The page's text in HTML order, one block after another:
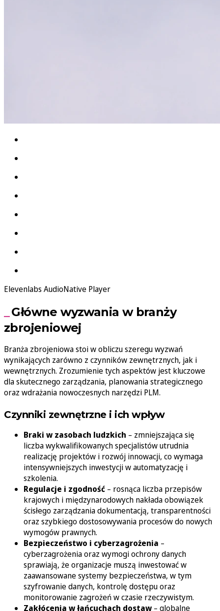
Elevenlabs AudioNative Player
Główne wyzwania w branży
zbrojeniowej
Branża zbrojeniowa stoi w obliczu szeregu wyzwań
wynikających zarówno z czynników zewnętrznych, jak i
wewnętrznych. Zrozumienie tych aspektów jest kluczowe
dla skutecznego zarządzania, planowania strategicznego
oraz wdrażania nowoczesnych narzędzi PLM.
Czynniki zewnętrzne i ich wpływ
Braki w zasobach ludzkich – zmniejszająca się
liczba wykwalifikowanych specjalistów utrudnia
realizację projektów i rozwój innowacji, co wymaga
intensywniejszych inwestycji w automatyzację i
szkolenia.
Regulacje i zgodność – rosnąca liczba przepisów
krajowych i międzynarodowych nakłada obowiązek
ścisłego zarządzania dokumentacją, transparentności
oraz szybkiego dostosowywania procesów do nowych
wymogów prawnych.
Bezpieczeństwo i cyberzagrożenia –
cyberzagrożenia oraz wymogi ochrony danych
sprawiają, że organizacje muszą inwestować w
zaawansowane systemy bezpieczeństwa, w tym
szyfrowanie danych, kontrolę dostępu oraz
monitorowanie zagrożeń w czasie rzeczywistym.
Zakłócenia w łańcuchach dostaw – globalne